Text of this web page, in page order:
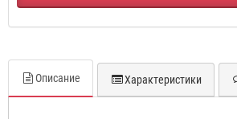
Описание Характеристики